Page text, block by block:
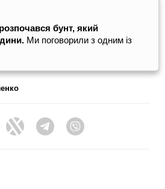
бунт, який
Ми поговорили з одним із
Twitter Telegram